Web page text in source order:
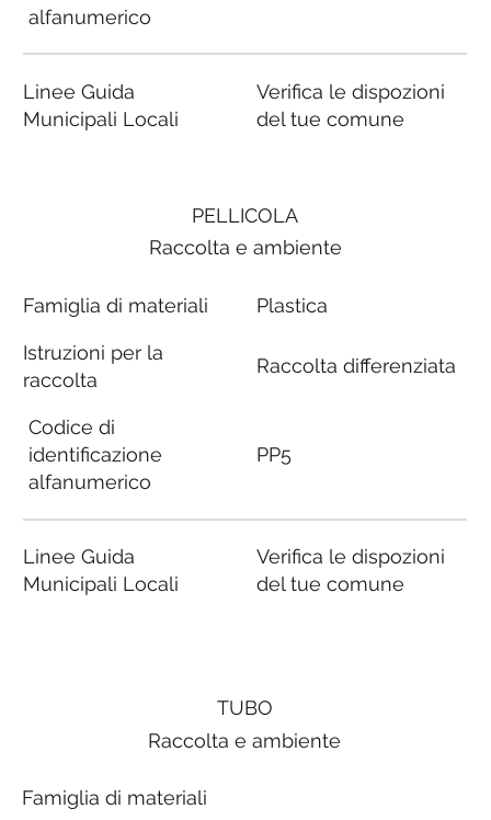
PELLICOLA
Raccolta e ambiente
Famiglia di materiali
Istruzioni per la
raccolta
Codice di
identificazione
alfanumerico
Linee Guida
Municipali Locali
Plastica
Raccolta differenziata
PP5
Verifica le dispozioni
del tue comune
alfanumerico
Linee Guida
Municipali Locali
Verifica le dispozioni
del tue comune
TUBO
Raccolta e ambiente
Famiglia di materiali